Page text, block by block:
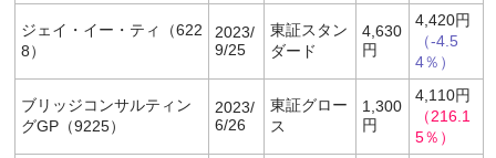
ジェイ・イー・ティ（622
8）
2023/
9/25
東証スタン
ダード
4,630
円
4,420円
（-4.5
4％）
ブリッジコンサルティン
グGP（9225）
2023/
6/26
東証グロー
ス
1,300
円
4,110円
（216.1
5％）